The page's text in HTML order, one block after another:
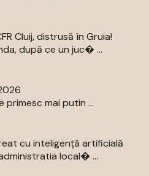
Cluij, distrusă în Gruia!
după ce un juc� ...
primesc mai putin ...
cu inteligență artificială
local� ...